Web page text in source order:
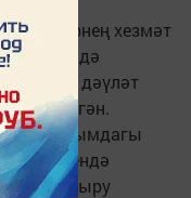
хезмәт
Бу өлкәдә
өчен дәүләт
бүленгән.
агымдагы
өлкәсендә
арттыру